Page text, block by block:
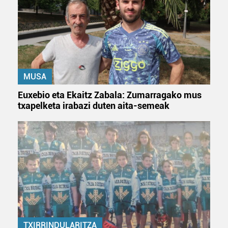
zerbitzuak hobetzeko asmoz, cookie teknologiaz
baliatzen gara. Ohar hau onartuz gero, teknologia hori
erabiltzeko baimen esplizitua ematen diguzu.Gehiago
irakurri
MUSA
Euxebio eta Ekaitz Zabala: Zumarragako mus
txapelketa irabazi duten aita-semeak
TXIRRINDULARITZA